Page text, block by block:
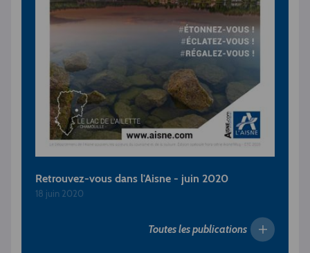
Retrouvez-vous dans l'Aisne - juin 2020
18 juin 2020
Toutes les publications